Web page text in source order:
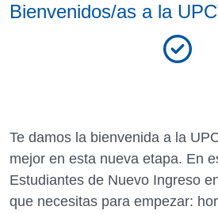
Bienvenidos/as a la
Te damos la bienvenida a la
mejor en esta nueva etapa. En
Estudiantes de Nuevo Ingreso
que necesitas para empezar: